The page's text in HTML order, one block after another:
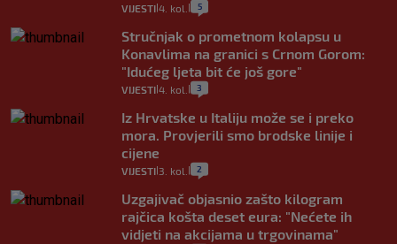
VIJESTI 4. kol. 5
Stručnjak o prometnom kolapsu u
Konavlima na granici s Crnom Gorom:
"Idućeg ljeta bit će još gore"
VIJESTI 4. kol. 3
Iz Hrvatske u Italiju može se i preko
mora. Provjerili smo brodske linije i
cijene
VIJESTI 3. kol. 2
Uzgajivač objasnio zašto kilogram
rajčica košta deset eura: "Nećete ih
vidjeti na akcijama u trgovinama"